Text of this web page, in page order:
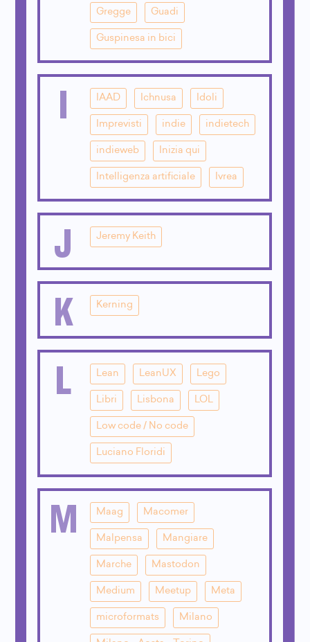
Gregge Guadi
Guspinesa in bici
I IAAD Ichnusa Idoli
Imprevisti indie indietech
indieweb Inizia qui
Intelligenza artificiale Ivrea
J Jeremy Keith
K Kerning
L Lean LeanUX Lego
Libri Lisbona LOL
Low code / No code
Luciano Floridi
M Maag Macomer
Malpensa Mangiare
Marche Mastodon
Medium Meetup Meta
microformats Milano